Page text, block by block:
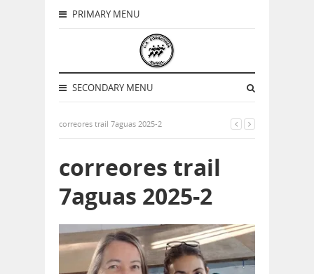
PRIMARY MENU
SECONDARY MENU
correores trail 7aguas 2025-2
correores trail
7aguas 2025-2